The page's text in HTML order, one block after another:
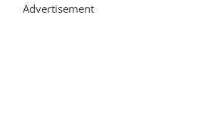
Advertisement